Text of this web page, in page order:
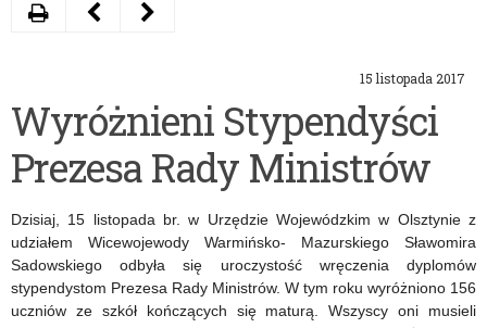
15 listopada 2017
Wyróżnieni Stypendyści
Prezesa Rady Ministrów
Dzisiaj, 15 listopada br. w Urzędzie Wojewódzkim w Olsztynie z
udziałem Wicewojewody Warmińsko- Mazurskiego Sławomira
Sadowskiego odbyła się uroczystość wręczenia dyplomów
stypendystom Prezesa Rady Ministrów. W tym roku wyróżniono 156
uczniów ze szkół kończących się maturą. Wszyscy oni musieli
DrukujNastępny
edukacji
włączającej
Poprzedni
Certyfikatu
„Szkoła
Dziedzictwu”